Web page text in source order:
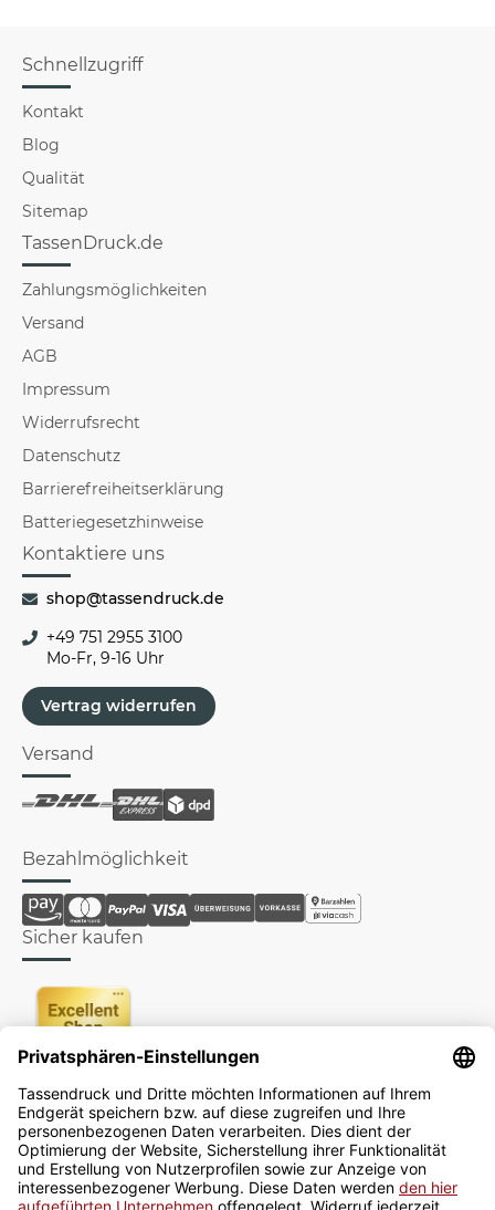
Schnellzugriff
Kontakt
Blog
Qualität
Sitemap
TassenDruck.de
Zahlungsmöglichkeiten
Versand
AGB
Impressum
Widerrufsrecht
Datenschutz
Barrierefreiheitserklärung
Batteriegesetzhinweise
Kontaktiere uns
shop@tassendruck.de
+49 751 2955 3100
Mo-Fr, 9-16 Uhr
Vertrag widerrufen
Versand
Bezahlmöglichkeit
Sicher kaufen